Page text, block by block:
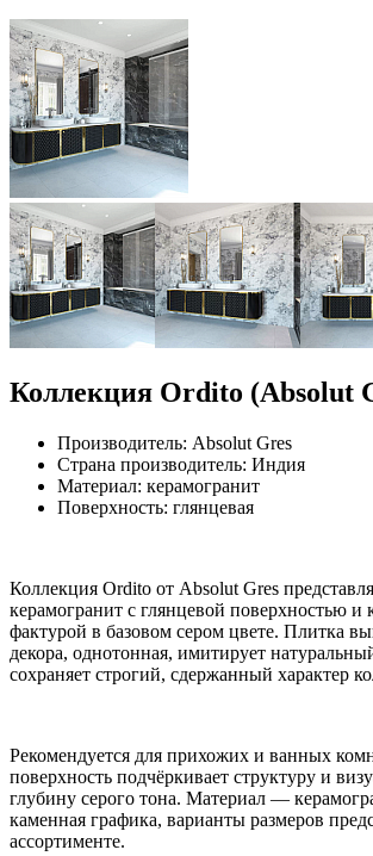
Коллекция Ordito (Absolut
Производитель: Absolut Gres
Страна производитель: Индия
Материал: керамогранит
Поверхность: глянцевая
Коллекция Ordito от Absolut Gres
керамогранит с глянцевой поверхностью и
фактурой в базовом сером цвете. Плитка
декора, однотонная, имитирует
сохраняет строгий, сдержанный характер
Рекомендуется для прихожих и ванных
поверхность подчёркивает структуру и
глубину серого тона. Материал —
каменная графика, варианты размеров
ассортименте.